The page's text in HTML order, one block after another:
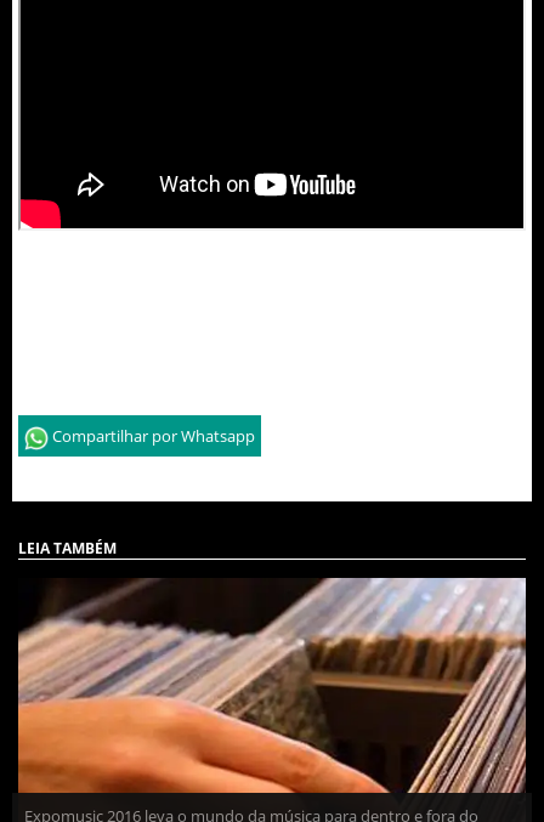
Compartilhar por Whatsapp
LEIA TAMBÉM
Expomusic 2016 leva o mundo da música para dentro e fora do